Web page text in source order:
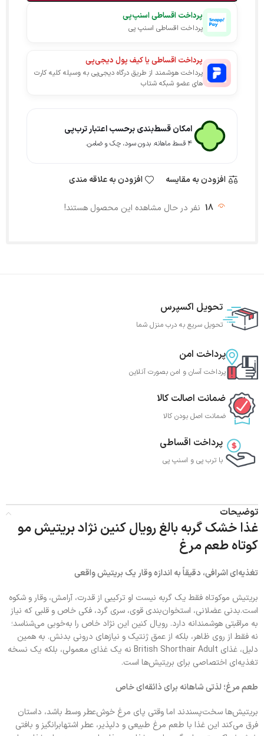
پرداخت اقساطی اسنپ‌پی
پرداخت اقساطی اسنپ پی
پرداخت اقساطی یا کیف پول دیجی‌پی
پرداخت هوشمند از طریق درگاه دیجی‌پی به وسیله کلیه کارت
های عضو شبکه شتاب
امکان قسط‌بندی برحسب اعتبار ترب‌پی
۴ قسط ماهانه. بدون سود، چک و ضامن.
افزودن به مقایسه افزودن به علاقه مندی
18 نفر در حال مشاهده این محصول هستند!
تحویل اکسپرس
تحویل سریع به درب منزل شما
پرداخت امن
پرداخت آسان و امن بصورت آنلاین
ضمانت اصالت کالا
ضمانت اصل بودن کالا
پرداخت اقساطی
با ترب‌ پی و اسنپ پی
توضیحات
غذا خشک گربه بالغ رویال کنین نژاد بریتیش مو
کوتاه طعم مرغ
تغذیه‌ای اشرافی، دقیقاً به اندازه وقار یک بریتیش واقعی
بریتیش موکوتاه فقط یک گربه نیست او ترکیبی از قدرت، آرامش، وقار و شکوه
است.بدنی عضلانی، استخوان‌بندی قوی، سری گرد، فکی خاص و قلبی که نیاز
به مراقبتی هوشمندانه دارد. رویال کنین این نژاد خاص را به‌خوبی می‌شناسد؛
نه فقط از روی ظاهر، بلکه از عمق ژنتیک و نیازهای درونی بدنش. به همین
دلیل، غذای British Shorthair Adult نه یک غذای معمولی، بلکه یک نسخه
تغذیه‌ای اختصاصی برای بریتیش‌ها است.
طعم مرغ؛ لذتی شاهانه برای ذائقه‌ای خاص
بریتیش‌ها سخت‌پسندند اما وقتی پای مرغ خوش‌عطر وسط باشد، داستان
فرق می‌کند این غذا با طعم مرغ طبیعی و دلپذیر، عطر اشتهابرانگیز و بافتی